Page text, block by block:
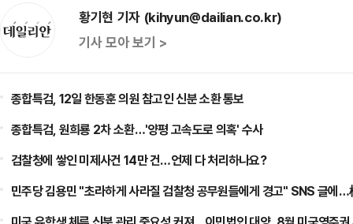
황기현 기자 (kihyun@dailian.co.kr)
기사 모아 보기 >
종합특검, 12일 한동훈 의원 참고인 신분 소환 통보
종합특검, 원희룡 2차 소환…'양평 고속도로 의혹' 수사
검찰청에 쌓인 미제사건 14만 건…언제 다 처리하나요?
민주당 김용민 "초라하게 사라질 검찰청 공무원들에게 경고" SNS 글에